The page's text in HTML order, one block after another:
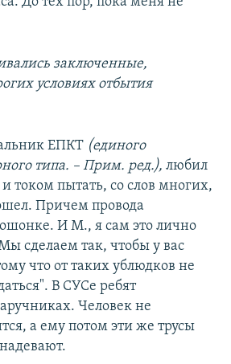
заключенные,
условиях отбытия
ЕПКТ (единого
типа. – Прим. ред.), любил
током пытать, со слов многих,
Причем провода
И М., я сам это лично
сделаем так, чтобы у вас
что от таких ублюдков не
В СУСе ребят
Человек не
а ему потом эти же трусы